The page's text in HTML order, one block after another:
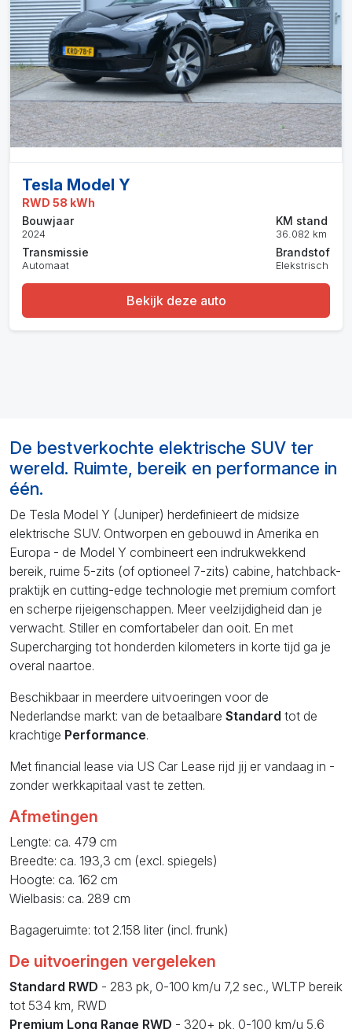
Tesla Model Y
RWD 58 kWh
Bouwjaar
2024
Transmissie
Automaat
KM stand
36.082 km
Brandstof
Elekstrisch
Bekijk deze auto
De bestverkochte elektrische SUV ter
wereld. Ruimte, bereik en performance in
één.
De Tesla Model Y (Juniper) herdefinieert de midsize
elektrische SUV. Ontworpen en gebouwd in Amerika en
Europa - de Model Y combineert een indrukwekkend
bereik, ruime 5-zits (of optioneel 7-zits) cabine, hatchback-
praktijk en cutting-edge technologie met premium comfort
en scherpe rijeigenschappen. Meer veelzijdigheid dan je
verwacht. Stiller en comfortabeler dan ooit. En met
Supercharging tot honderden kilometers in korte tijd ga je
overal naartoe.
Beschikbaar in meerdere uitvoeringen voor de
Nederlandse markt: van de betaalbare Standard tot de
krachtige Performance.
Met financial lease via US Car Lease rijd jij er vandaag in -
zonder werkkapitaal vast te zetten.
Afmetingen
Lengte: ca. 479 cm
Breedte: ca. 193,3 cm (excl. spiegels)
Hoogte: ca. 162 cm
Wielbasis: ca. 289 cm
Bagageruimte: tot 2.158 liter (incl. frunk)
De uitvoeringen vergeleken
Standard RWD - 283 pk, 0-100 km/u 7,2 sec., WLTP bereik
tot 534 km, RWD
Premium Long Range RWD - 320+ pk, 0-100 km/u 5,6